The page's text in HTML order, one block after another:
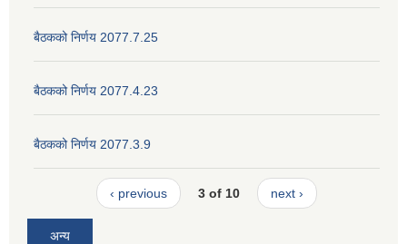
बैठकको निर्णय 2077.7.25
बैठकको निर्णय 2077.4.23
बैठकको निर्णय 2077.3.9
‹ previous 3 of 10 next ›
अन्य